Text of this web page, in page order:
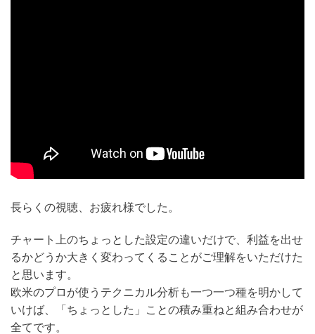
長らくの視聴、お疲れ様でした。
チャート上のちょっとした設定の違いだけで、利益を出せ
るかどうか大きく変わってくることがご理解をいただけた
と思います。
欧米のプロが使うテクニカル分析も一つ一つ種を明かして
いけば、「ちょっとした」ことの積み重ねと組み合わせが
全てです。